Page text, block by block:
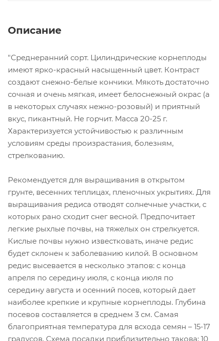
Описание
"Среднеранний сорт. Цилиндрические корнеплоды
имеют ярко-красный насыщенный цвет. Контраст
создают снежно-белые кончики. Мякоть достаточно
сочная и очень мягкая, имеет белоснежный окрас (а
в некоторых случаях нежно-розовый) и приятный
вкус, пикантный. Не горчит. Масса 20-25 г.
Характеризуется устойчивостью к различным
условиям среды произрастания, болезням,
стрелкованию.
Рекомендуется для выращивания в открытом
грунте, весенних теплицах, пленочных укрытиях. Для
выращивания редиса отводят солнечные участки, с
которых рано сходит снег весной. Предпочитает
легкие рыхлые почвы, на тяжелых он стрелкуется.
Кислые почвы нужно известковать, иначе редис
будет склонен к заболеванию килой. В основном
редис высевается в несколько этапов: с конца
апреля по середину июля, с конца июля по
середину августа и осенний посев, который дает
наиболее крепкие и крупные корнеплоды. Глубина
посевов составляется в среднем 3 см. Самая
благоприятная температура для всхода семян – 15-17
градусов. Схема посадки приблизительно такова: 10